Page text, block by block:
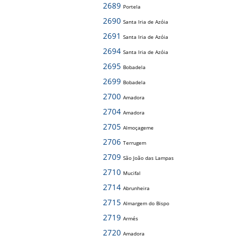
2689 Portela
2690 Santa Iria de Azóia
2691 Santa Iria de Azóia
2694 Santa Iria de Azóia
2695 Bobadela
2699 Bobadela
2700 Amadora
2704 Amadora
2705 Almoçageme
2706 Terrugem
2709 São João das Lampas
2710 Mucifal
2714 Abrunheira
2715 Almargem do Bispo
2719 Armés
2720 Amadora